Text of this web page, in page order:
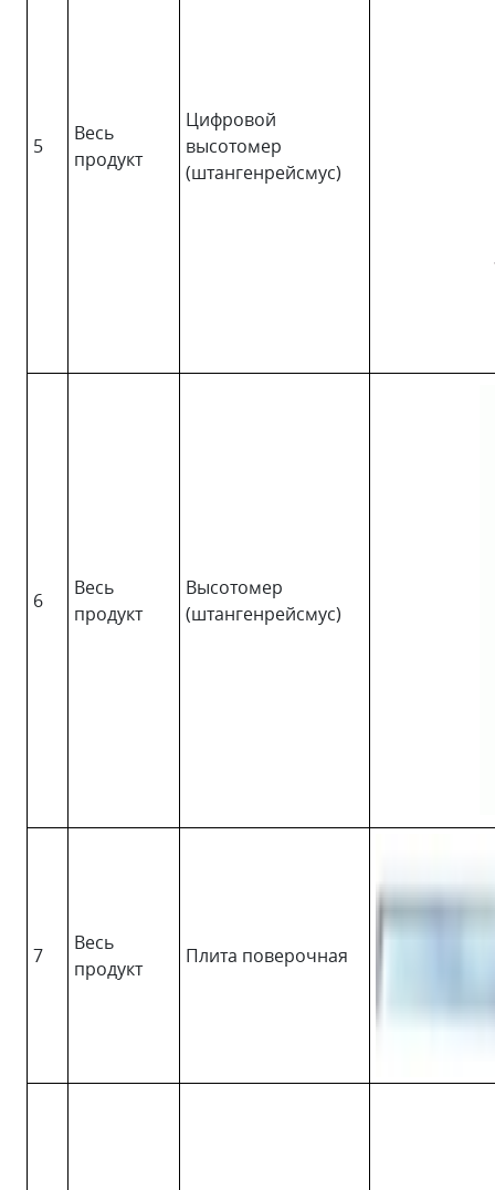
5
Весь
продукт
Цифровой
высотомер
(штангенрейсмус)
6
Весь
продукт
Высотомер
(штангенрейсмус)
7
Весь
продукт
Плита поверочная